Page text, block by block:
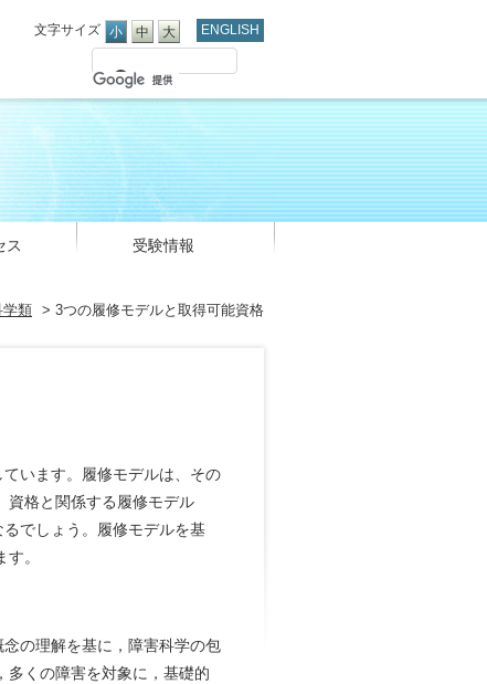
文字サイズ 小 中 大 ENGLISH
ス 受験情報
学類 > 3つの履修モデルと取得可能資格
います。履修モデルは、その
資格と関係する履修モデル
でしょう。履修モデルを基
。
の理解を基に，障害科学の包
多くの障害を対象に，基礎的